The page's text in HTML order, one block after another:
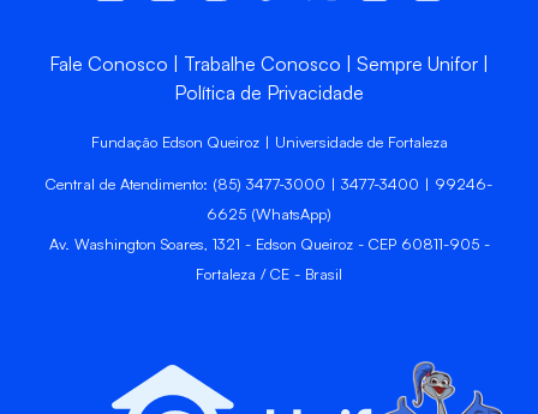
Fale Conosco Trabalhe Conosco
Sempre Unifor
Política de Privacidade
Fundação Edson Queiroz | Universidade de Fortaleza
Central de Atendimento: (85) 3477-3000 | 3477-3400 | 99246-
6625 (WhatsApp)
Av. Washington Soares, 1321 - Edson Queiroz - CEP 60811-905 -
Fortaleza / CE - Brasil